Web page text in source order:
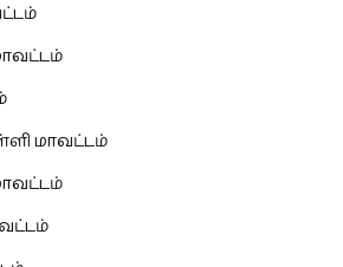
மாவட்டம்